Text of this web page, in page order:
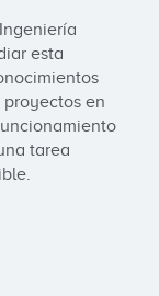
esta
en
tarea